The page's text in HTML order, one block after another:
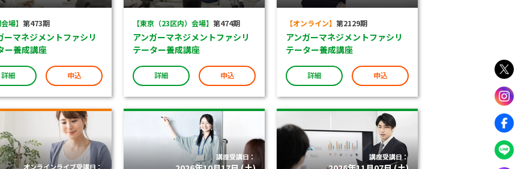
場】 第473期
ーマネジメントファシリ
ー養成講座
詳細 申込
【東京（23区内）会場】 第474期
アンガーマネジメントファシリ
テーター養成講座
詳細 申込
【オンライン】 第2129期
アンガーマネジメントファシリ
テーター養成講座
詳細 申込
オンラインライブ受講日：
講座受講日： 講座受講日：